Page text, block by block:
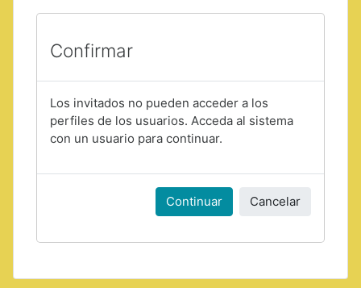
Confirmar
Los invitados no pueden acceder a los
perfiles de los usuarios. Acceda al sistema
con un usuario para continuar.
Continuar Cancelar